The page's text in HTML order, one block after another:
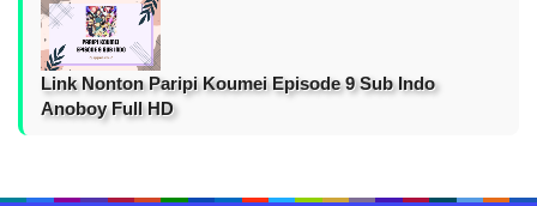
Link Nonton Paripi Koumei Episode 9 Sub Indo
Anoboy Full HD